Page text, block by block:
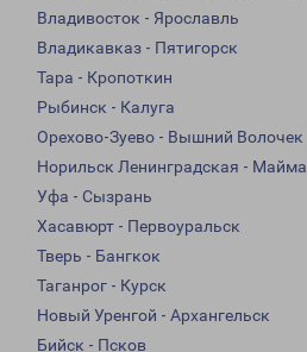
Владивосток - Ярославль
Владикавказ - Пятигорск
Тара - Кропоткин
Рыбинск - Калуга
Орехово-Зуево - Вышний Волочек
Норильск Ленинградская - Майма
Уфа - Сызрань
Хасавюрт - Первоуральск
Тверь - Бангкок
Таганрог - Курск
Новый Уренгой - Архангельск
Бийск - Псков